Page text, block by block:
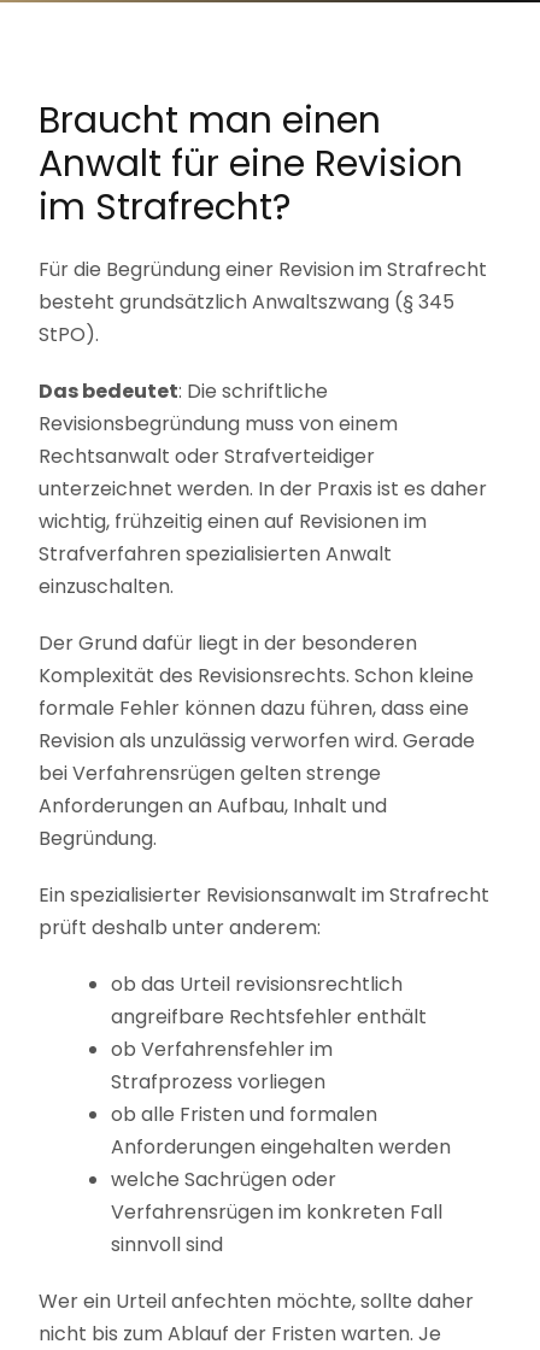
Braucht man einen
Anwalt für eine Revision
im Strafrecht?
Für die Begründung einer Revision im Strafrecht
besteht grundsätzlich Anwaltszwang (§ 345
StPO).
Das bedeutet: Die schriftliche
Revisionsbegründung muss von einem
Rechtsanwalt oder Strafverteidiger
unterzeichnet werden. In der Praxis ist es daher
wichtig, frühzeitig einen auf Revisionen im
Strafverfahren spezialisierten Anwalt
einzuschalten.
Der Grund dafür liegt in der besonderen
Komplexität des Revisionsrechts. Schon kleine
formale Fehler können dazu führen, dass eine
Revision als unzulässig verworfen wird. Gerade
bei Verfahrensrügen gelten strenge
Anforderungen an Aufbau, Inhalt und
Begründung.
Ein spezialisierter Revisionsanwalt im Strafrecht
prüft deshalb unter anderem:
ob das Urteil revisionsrechtlich
angreifbare Rechtsfehler enthält
ob Verfahrensfehler im
Strafprozess vorliegen
ob alle Fristen und formalen
Anforderungen eingehalten werden
welche Sachrügen oder
Verfahrensrügen im konkreten Fall
sinnvoll sind
Wer ein Urteil anfechten möchte, sollte daher
nicht bis zum Ablauf der Fristen warten. Je